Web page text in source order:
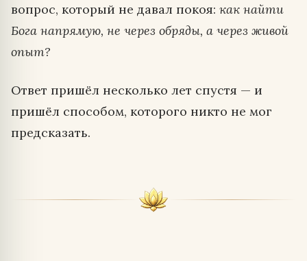
вопрос, который не давал покоя: как найти
Бога напрямую, не через обряды, а через живой
опыт?
Ответ пришёл несколько лет спустя — и
пришёл способом, которого никто не мог
предсказать.